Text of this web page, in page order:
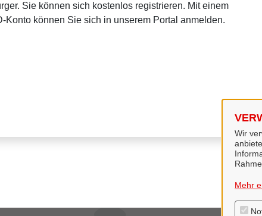
Wir
Mehr
Sie können sich kostenlos registrieren. Mit einem
Konto können Sie sich in unserem Portal anmelden.